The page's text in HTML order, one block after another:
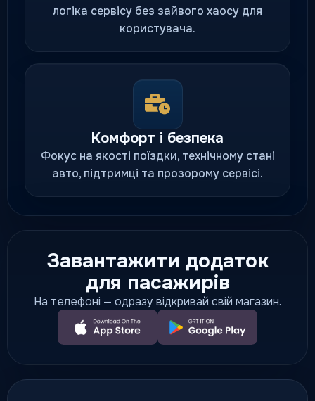
логіка сервісу без зайвого хаосу для
користувача.
Комфорт і безпека
Фокус на якості поїздки, технічному стані
авто, підтримці та прозорому сервісі.
Завантажити додаток
для пасажирів
На телефоні — одразу відкривай свій магазин.